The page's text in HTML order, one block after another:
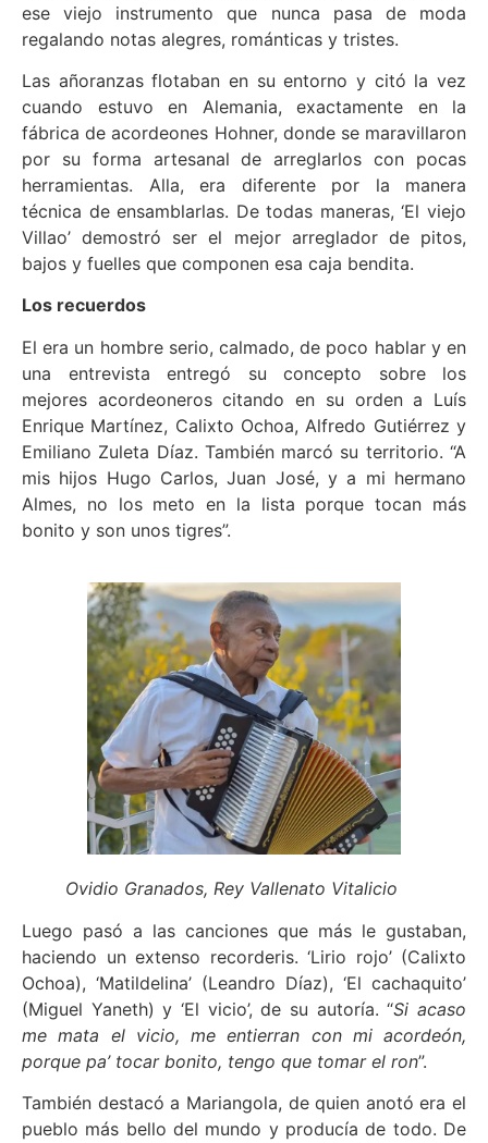
ese viejo instrumento que nunca pasa de moda
regalando notas alegres, románticas y tristes.
Las añoranzas flotaban en su entorno y citó la vez
cuando estuvo en Alemania, exactamente en la
fábrica de acordeones Hohner, donde se maravillaron
por su forma artesanal de arreglarlos con pocas
herramientas. Alla, era diferente por la manera
técnica de ensamblarlas. De todas maneras, ‘El viejo
Villao’ demostró ser el mejor arreglador de pitos,
bajos y fuelles que componen esa caja bendita.
Los recuerdos
El era un hombre serio, calmado, de poco hablar y en
una entrevista entregó su concepto sobre los
mejores acordeoneros citando en su orden a Luís
Enrique Martínez, Calixto Ochoa, Alfredo Gutiérrez y
Emiliano Zuleta Díaz. También marcó su territorio. “A
mis hijos Hugo Carlos, Juan José, y a mi hermano
Almes, no los meto en la lista porque tocan más
bonito y son unos tigres”.
Ovidio Granados, Rey Vallenato Vitalicio
Luego pasó a las canciones que más le gustaban,
haciendo un extenso recorderis. ‘Lirio rojo’ (Calixto
Ochoa), ‘Matildelina’ (Leandro Díaz), ‘El cachaquito’
(Miguel Yaneth) y ‘El vicio’, de su autoría. “Si acaso
me mata el vicio, me entierran con mi acordeón,
porque pa’ tocar bonito, tengo que tomar el ron”.
También destacó a Mariangola, de quien anotó era el
pueblo más bello del mundo y producía de todo. De